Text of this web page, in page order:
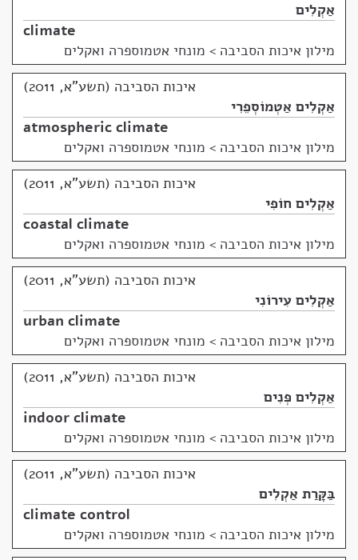
אַקְלִים
climate
מילון איכות הסביבה > מונחי אטמוספרה ואקלים
איכות הסביבה (תשע"א, 2011)
אַקְלִים אַטְמוֹסְפֵרִי
atmospheric climate
מילון איכות הסביבה > מונחי אטמוספרה ואקלים
איכות הסביבה (תשע"א, 2011)
אַקְלִים חוֹפִי
coastal climate
מילון איכות הסביבה > מונחי אטמוספרה ואקלים
איכות הסביבה (תשע"א, 2011)
אַקְלִים עִירוֹנִי
urban climate
מילון איכות הסביבה > מונחי אטמוספרה ואקלים
איכות הסביבה (תשע"א, 2011)
אַקְלִים פְּנִים
indoor climate
מילון איכות הסביבה > מונחי אטמוספרה ואקלים
איכות הסביבה (תשע"א, 2011)
בַּקָּרַת אַקְלִים
climate control
מילון איכות הסביבה > מונחי אטמוספרה ואקלים